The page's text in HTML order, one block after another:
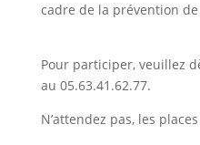
cadre de la prévention
Pour participer, veuillez
au 05.63.41.62.77.
N’attendez pas, les